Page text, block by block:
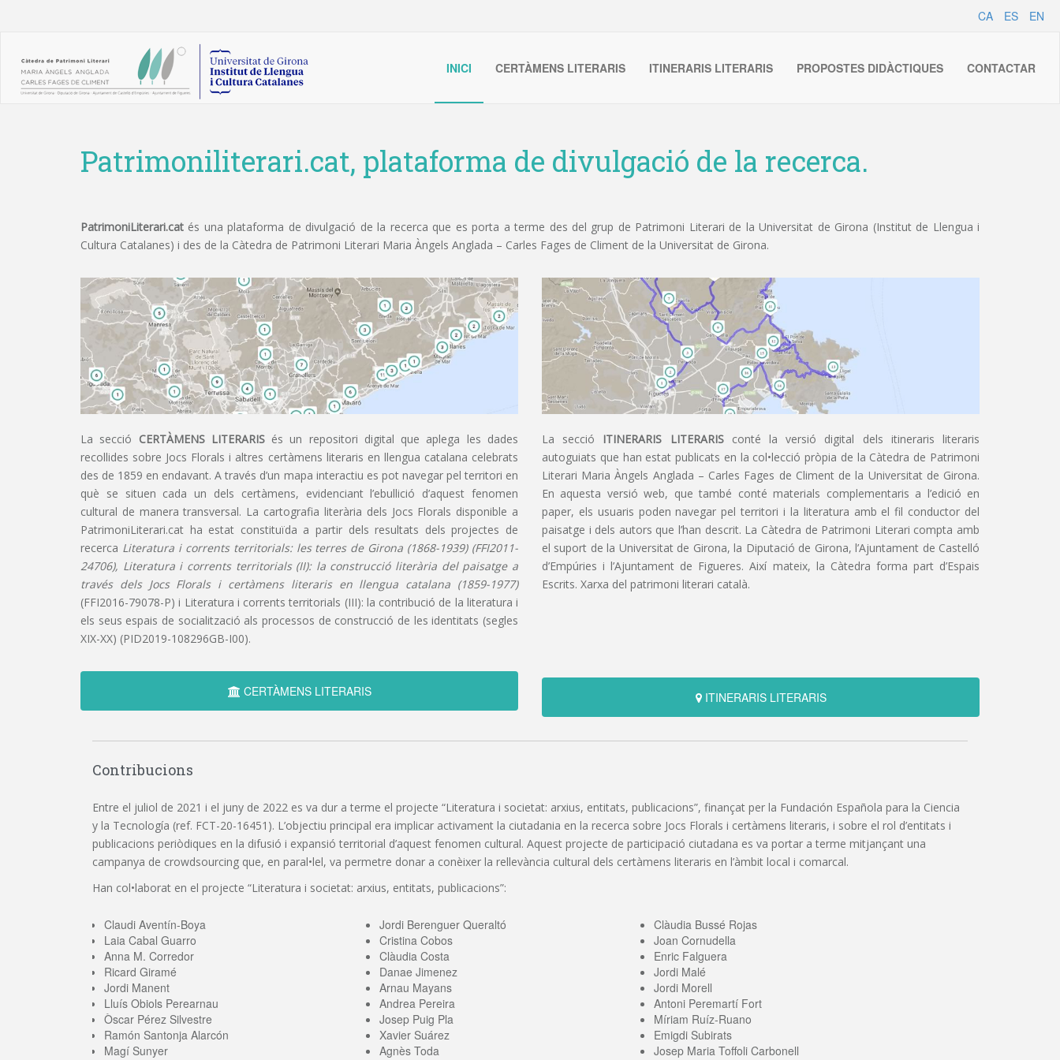
CA ES EN
INICI CERTÀMENS LITERARIS ITINERARIS LITERARIS PROPOSTES DIDÀCTIQUES CONTACTAR
Patrimoniliterari.cat, plataforma de divulgació de la recerca.
PatrimoniLiterari.cat és una plataforma de divulgació de la recerca que es porta a terme des del grup de Patrimoni Literari de la Universitat de Girona (Institut de Llengua i
Cultura Catalanes) i des de la Càtedra de Patrimoni Literari Maria Àngels Anglada – Carles Fages de Climent de la Universitat de Girona.
La secció CERTÀMENS LITERARISés un repositori digital que aplega les dades
recollides sobre Jocs Florals i altres certàmens literaris en llengua catalana celebrats
des de 1859 en endavant. A través d’un mapa interactiu es pot navegar pel territori en
què se situen cada un dels certàmens, evidenciant l’ebullició d’aquest fenomen
cultural de manera transversal. La cartografia literària dels Jocs Florals disponible a
PatrimoniLiterari.cat ha estat constituïda a partir dels resultats dels projectes de
recerca Literatura i corrents territorials: les terres de Girona (1868-1939) (FFI2011-
24706), Literatura i corrents territorials (II): la construcció literària del paisatge a
través dels Jocs Florals i certàmens literaris en llengua catalana (1859-1977)
(FFI2016-79078-P) i Literatura i corrents territorials (III): la contribució de la literatura i
els seus espais de socialització als processos de construcció de les identitats (segles
XIX-XX) (PID2019-108296GB-I00).
CERTÀMENS LITERARIS
La secció ITINERARIS LITERARISconté la versió digital dels itineraris literaris
autoguiats que han estat publicats en la col•lecció pròpia de la Càtedra de Patrimoni
Literari Maria Àngels Anglada – Carles Fages de Climent de la Universitat de Girona.
En aquesta versió web, que també conté materials complementaris a l’edició en
paper, els usuaris poden navegar pel territori i la literatura amb el fil conductor del
paisatge i dels autors que l’han descrit. La Càtedra de Patrimoni Literari compta amb
el suport de la Universitat de Girona, la Diputació de Girona, l’Ajuntament de Castelló
d’Empúries i l’Ajuntament de Figueres. Així mateix, la Càtedra forma part d’Espais
Escrits. Xarxa del patrimoni literari català.
ITINERARIS LITERARIS
Contribucions
Entre el juliol de 2021 i el juny de 2022 es va dur a terme el projecte “Literatura i societat: arxius, entitats, publicacions”, finançat per la Fundación Española para la Ciencia
y la Tecnología (ref. FCT-20-16451). L’objectiu principal era implicar activament la ciutadania en la recerca sobre Jocs Florals i certàmens literaris, i sobre el rol d’entitats i
publicacions periòdiques en la difusió i expansió territorial d’aquest fenomen cultural. Aquest projecte de participació ciutadana es va portar a terme mitjançant una
campanya de crowdsourcing que, en paral•lel, va permetre donar a conèixer la rellevància cultural dels certàmens literaris en l’àmbit local i comarcal.
Han col•laborat en el projecte “Literatura i societat: arxius, entitats, publicacions”:
Claudi Aventín-Boya Jordi Berenguer Queraltó
Clàudia Bussé Rojas
Laia Cabal Guarro
Cristina Cobos
Joan Cornudella
Anna M. Corredor
Clàudia Costa
Enric Falguera
Ricard Giramé
Danae Jimenez
Jordi Malé
Jordi Manent
Arnau Mayans
Jordi Morell
Lluís Obiols Perearnau
Andrea Pereira
Antoni Peremartí Fort
Òscar Pérez Silvestre
Josep Puig Pla
Míriam Ruíz-Ruano
Ramón Santonja Alarcón
Xavier Suárez
Emigdi Subirats
Magí Sunyer
Agnès Toda
Josep Maria Toffoli Carbonell